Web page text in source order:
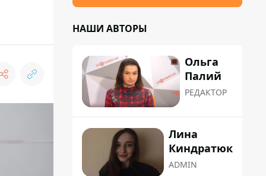
НАШИ АВТОРЫ
Ольга
Палий
РЕДАКТОР
Лина
Киндратюк
ADMIN